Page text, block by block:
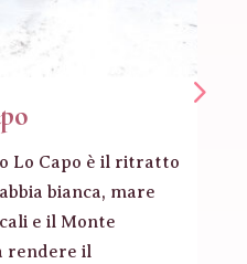
Lo Capo è il ritratto
bianca, mare
e il Monte
rendere il